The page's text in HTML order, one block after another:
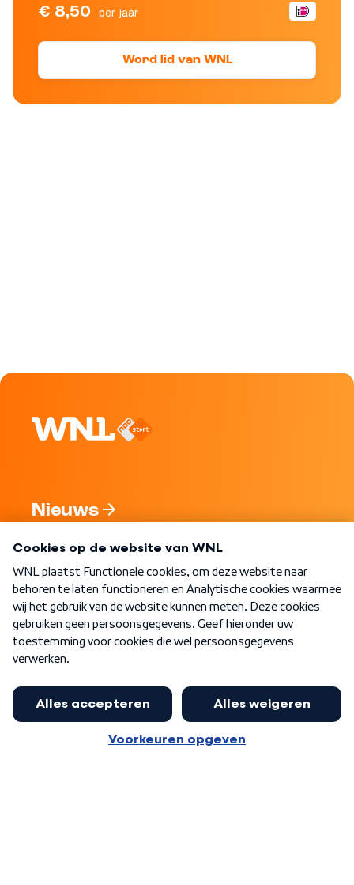
€ 8,50 per jaar
Word lid van WNL
Nieuws
Nieuwsbrief
Word Lid